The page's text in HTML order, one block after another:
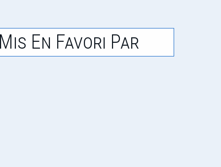
En Favori Par